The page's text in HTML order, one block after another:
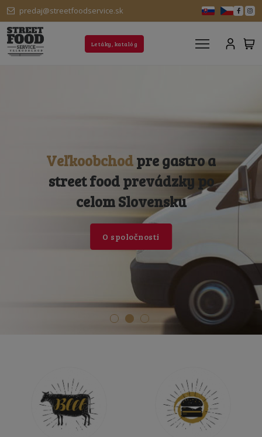
predaj@streetfoodservice.sk
Letáky, katalóg
Veľkoobchodpre gastro a
street food prevádzky po
celom Slovensku
O spoločnosti
Veľkoobchod s ponukou
jedinečnýchzahraničných
a domácichproduktov pre
gastro prevádzky.